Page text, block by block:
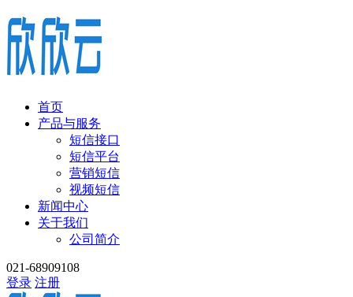
首页
产品与服务
短信接口
短信平台
营销短信
视频短信
新闻中心
关于我们
公司简介
021-68909108
登录 注册